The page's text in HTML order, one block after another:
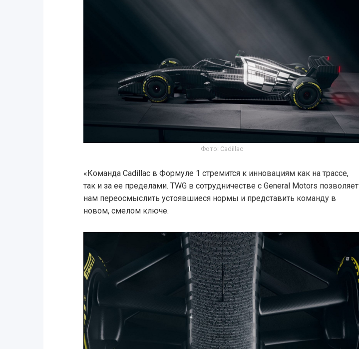
Фото: Cadillac
«Команда Cadillac в Формуле 1 стремится к инновациям как на трассе,
так и за ее пределами. TWG в сотрудничестве с General Motors позволяет
нам переосмыслить устоявшиеся нормы и представить команду в
новом, смелом ключе.